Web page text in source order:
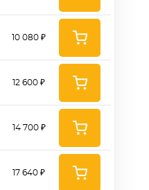
10 080 ₽
12 600 ₽
14 700 ₽
17 640 ₽